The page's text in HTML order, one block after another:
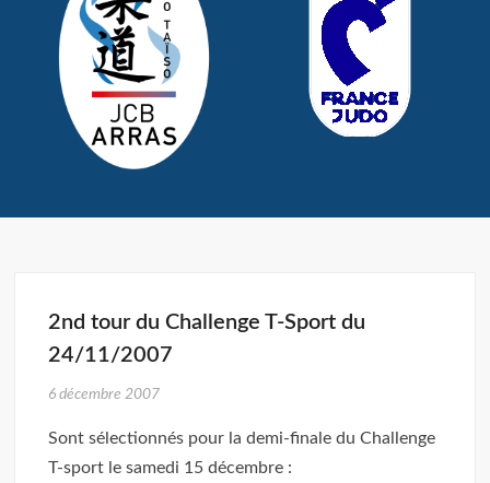
2nd tour du Challenge T-Sport du
24/11/2007
6 décembre 2007
Sont sélectionnés pour la demi-finale du Challenge
T-sport le samedi 15 décembre :